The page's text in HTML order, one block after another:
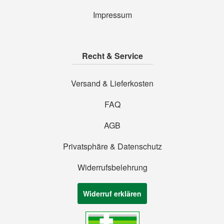
Impressum
Recht & Service
Versand & Lieferkosten
FAQ
AGB
Privatsphäre & Datenschutz
Widerrufsbelehrung
Widerruf erklären